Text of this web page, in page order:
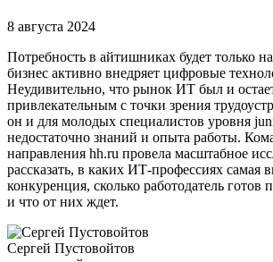
8 августа 2024
Потребность в айтишниках будет только
бизнес активно внедряет цифровые
Неудивительно, что рынок ИТ был и
привлекательным с точки зрения
он и для молодых специалистов уровня
недостаточно знаний и опыта работы.
направления hh.ru провела масштабное
рассказать, в каких ИТ-профессиях самая
конкуренция, сколько работодатель готов
и что от них ждет.
Сергей Пустовойтов